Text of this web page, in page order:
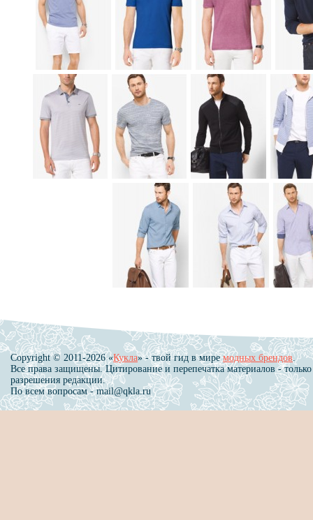
Copyright © 2011-2026 «Кукла» - твой гид в миремодных брендов.
Все права защищены. Цитирование и перепечатка материалов - только
разрешения редакции.
По всем вопросам - mail@qkla.ru